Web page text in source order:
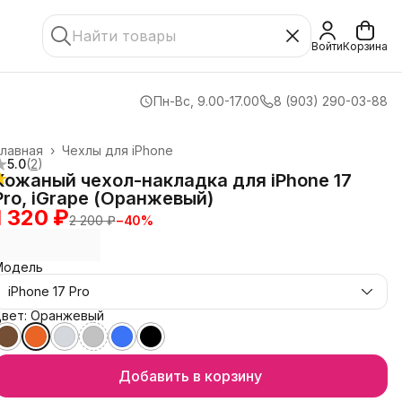
ВойтиКорзина
Пн-Вс, 9.00-17.00 8 (903) 290-03-88
Чехлы для iPhone
›
5.0(2)
чехол-накладка для iPhone 17
iGrape (Оранжевый)
320 ₽2 200 ₽−40%
iPhone 17 Pro
Оранжевый
Добавить в корзину